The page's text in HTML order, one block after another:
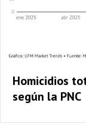
Homicidios
según la PNC